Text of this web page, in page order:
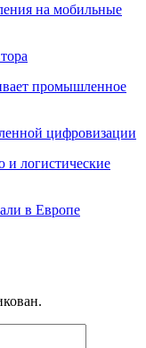
на мобильные
промышленное
цифровизации
и логистические
в Европе